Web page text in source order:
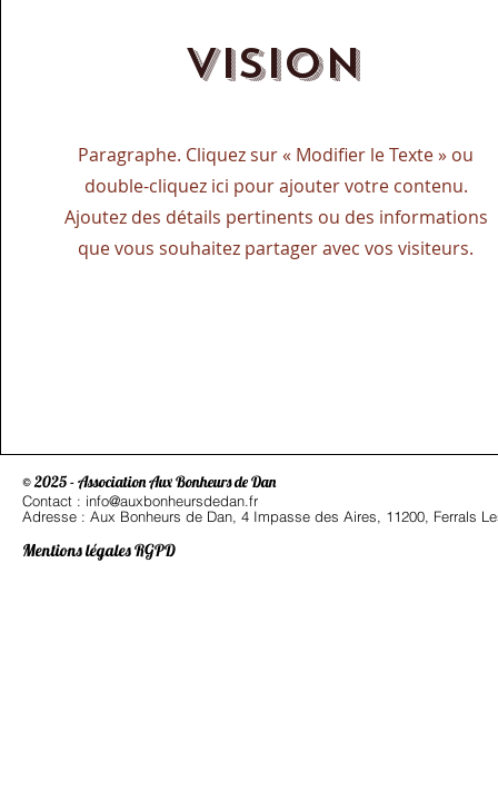
Vision
Paragraphe. Cliquez sur « Modifier le Texte » ou
double-cliquez ici pour ajouter votre contenu.
Ajoutez des détails pertinents ou des informations
que vous souhaitez partager avec vos visiteurs.
© 2025 - Association Aux Bonheurs de Dan
Contact : info@auxbonheursdedan.fr
Adresse : Aux Bonheurs de Dan, 4 Impasse des Aires, 11200, Ferrals
Mentions légales RGPD